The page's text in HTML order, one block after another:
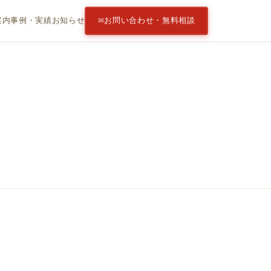
内事例・実績お知らせ お問い合わせ・無料相談